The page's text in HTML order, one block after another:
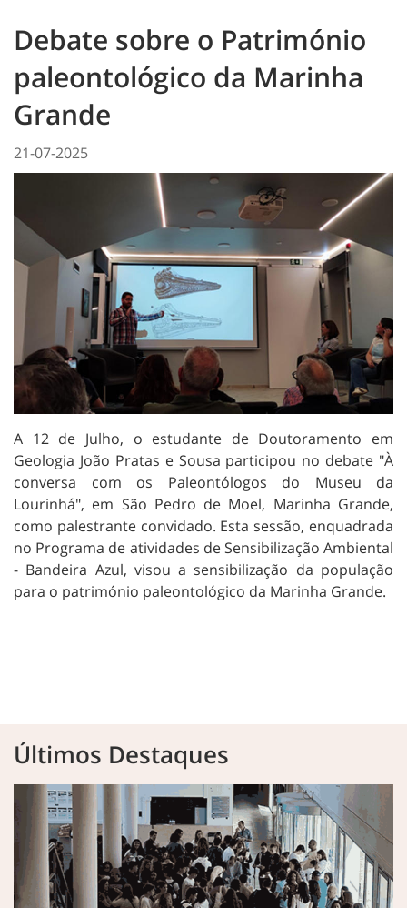
Debate sobre o Património
paleontológico da Marinha
Grande
21-07-2025
A 12 de Julho, o estudante de Doutoramento em
Geologia João Pratas e Sousa participou no debate "À
conversa com os Paleontólogos do Museu da
Lourinhá", em São Pedro de Moel, Marinha Grande,
como palestrante convidado. Esta sessão, enquadrada
no Programa de atividades de Sensibilização Ambiental
- Bandeira Azul, visou a sensibilização da população
para o património paleontológico da Marinha Grande.
Últimos Destaques